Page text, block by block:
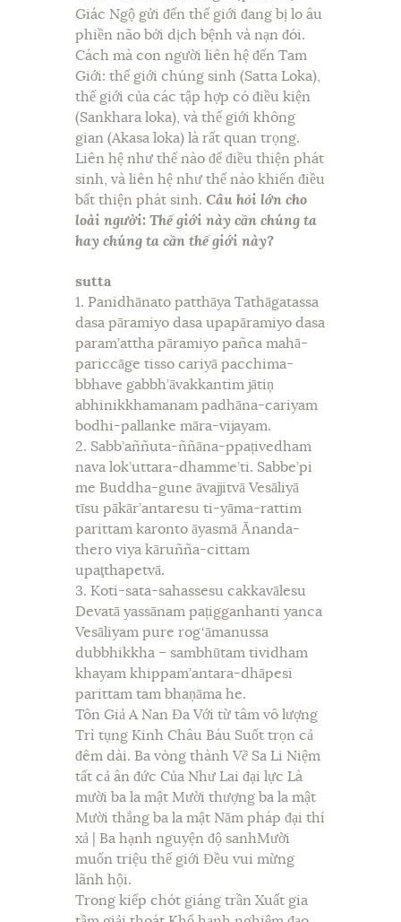
Giác Ngộ gửi đến thế giới đang bị lo âu
phiền não bởi dịch bệnh và nạn đói.
Cách mà con người liên hệ đến Tam
Giới: thế giới chúng sinh (Satta Loka),
thế giới của các tập hợp có điều kiện
(Sankhara loka), và thế giới không
gian (Akasa loka) là rất quan trọng.
Liên hệ như thế nào để điều thiện phát
sinh, và liên hệ như thế nào khiến điều
bất thiện phát sinh. Câu hỏi lớn cho
loài người: Thế giới này cần chúng ta
hay chúng ta cần thế giới này?
sutta
1. Panidhānato patthāya Tathāgatassa
dasa pāramiyo dasa upapāramiyo dasa
param’attha pāramiyo pañca mahā-
pariccāge tisso cariyā pacchima-
bbhave gabbh’āvakkantim jātiņ
abhinikkhamanam padhāna-cariyam
bodhi-pallanke māra-vijayam.
2. Sabb’aññuta-ññāna-ppațivedham
nava lok’uttara-dhamme’ti. Sabbe’pi
me Buddha-gune āvajjitvā Vesāliyā
tīsu pākār’antaresu ti-yāma-rattim
parittam karonto āyasmā Ānanda-
thero viya kāruñña-cittam
upaţthapetvā.
3. Koti-sata-sahassesu cakkavālesu
Devatā yassānam pațigganhanti yanca
Vesāliyam pure rogʻāmanussa
dubbhikkha – sambhūtam tividham
khayam khippam’antara-dhāpesi
parittam tam bhaņāma he.
Tôn Giả A Nan Đa Với từ tâm vô lượng
Trì tụng Kinh Châu Báu Suốt trọn cả
đêm dài. Ba vòng thành Về Sa Li Niệm
tất cả ân đức Của Như Lai đại lực Là
mười ba la mật Mười thượng ba la mật
Mười thắng ba la mật Năm pháp đại thí
xả | Ba hạnh nguyện độ sanhMười
muốn triệu thế giới Đều vui mừng
lãnh hội.
Trong kiếp chót giáng trần Xuất gia